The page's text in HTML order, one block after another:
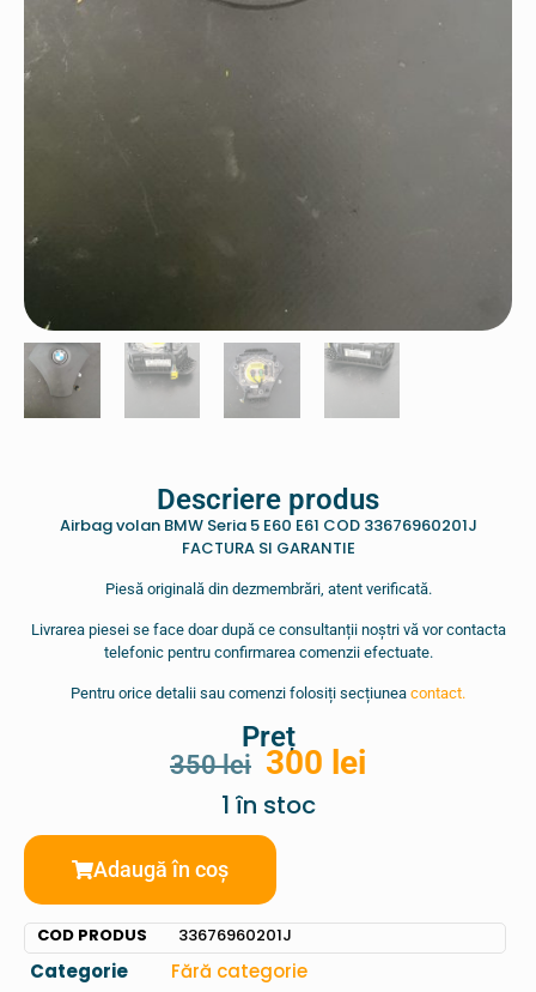
Descriere produs
Airbag volan BMW Seria 5 E60 E61 COD 33676960201J
FACTURA SI GARANTIE
Piesă originală din dezmembrări, atent verificată.
Livrarea piesei se face doar după ce consultanții noștri vă vor contacta
telefonic pentru confirmarea comenzii efectuate.
Pentru orice detalii sau comenzi folosiți secțiunea contact.
Preț
350lei 300 lei
1 în stoc
Adaugă în coș
COD PRODUS 33676960201J
Categorie
Fără categorie